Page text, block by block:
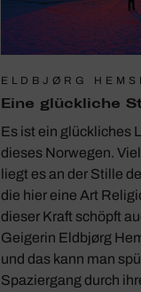
ELDBJØRG
Eine glück­liche
Es ist ein glückliches
dieses Norwegen.
liegt es an der Stille
die hier eine Art
dieser Kraft schöpft
Geigerin Eldbjørg
und das kann man
Spaziergang durch